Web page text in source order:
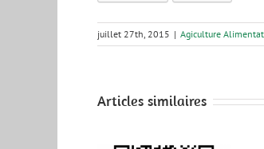
juillet 27th, 2015 | Agiculture
Articles similaires